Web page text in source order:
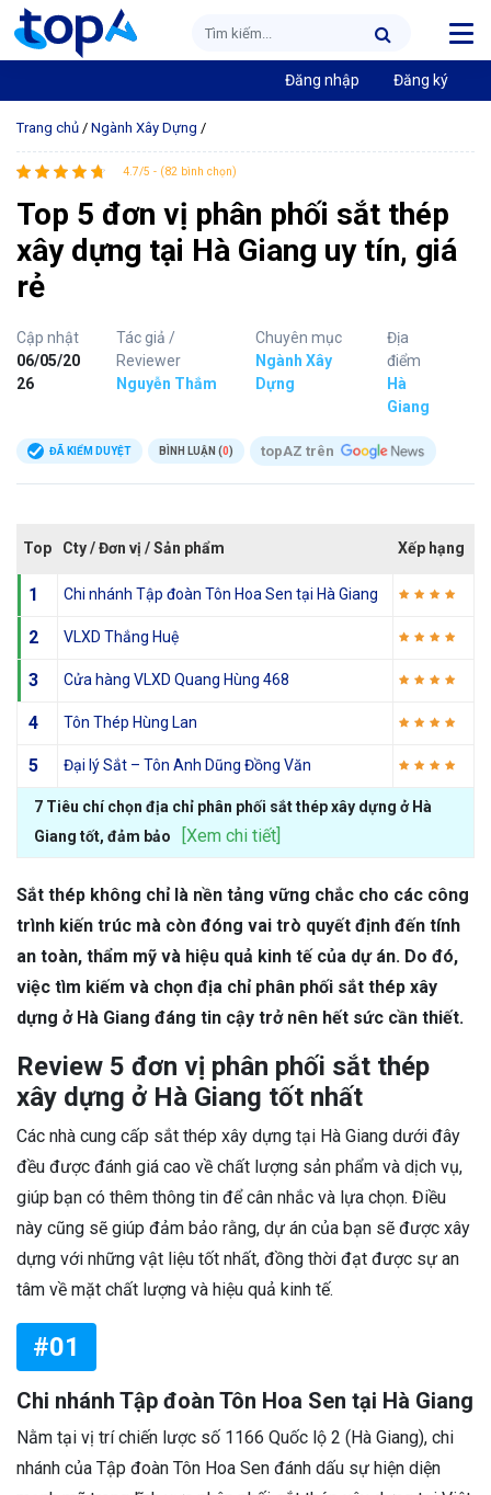
Đăng nhập Đăng ký
Trang chủ / Ngành Xây Dựng /
4.7/5 - (82 bình chọn)
Top 5 đơn vị phân phối sắt thép
xây dựng tại Hà Giang uy tín, giá
rẻ
Cập nhật
06/05/20
26
Tác giả /
Reviewer
Nguyễn Thắm
Chuyên mục
Ngành Xây
Dựng
Địa
điểm
Hà
Giang
ĐÃ KIỂM DUYỆT BÌNH LUẬN (0) topAZ trên
Top Cty / Đơn vị / Sản phẩm Xếp hạng
1 Chi nhánh Tập đoàn Tôn Hoa Sen tại Hà Giang
2 VLXD Thắng Huệ
3 Cửa hàng VLXD Quang Hùng 468
4 Tôn Thép Hùng Lan
5 Đại lý Sắt – Tôn Anh Dũng Đồng Văn
7 Tiêu chí chọn địa chỉ phân phối sắt thép xây dựng ở Hà
Giang tốt, đảm bảo
[Xem chi tiết]
Sắt thép không chỉ là nền tảng vững chắc cho các công
trình kiến trúc mà còn đóng vai trò quyết định đến tính
an toàn, thẩm mỹ và hiệu quả kinh tế của dự án. Do đó,
việc tìm kiếm và chọn địa chỉ phân phối sắt thép xây
dựng ở Hà Giang đáng tin cậy trở nên hết sức cần thiết.
Review 5 đơn vị phân phối sắt thép
xây dựng ở Hà Giang tốt nhất
Các nhà cung cấp sắt thép xây dựng tại Hà Giang dưới đây
đều được đánh giá cao về chất lượng sản phẩm và dịch vụ,
giúp bạn có thêm thông tin để cân nhắc và lựa chọn. Điều
này cũng sẽ giúp đảm bảo rằng, dự án của bạn sẽ được xây
dựng với những vật liệu tốt nhất, đồng thời đạt được sự an
tâm về mặt chất lượng và hiệu quả kinh tế.
#01
Chi nhánh Tập đoàn Tôn Hoa Sen tại Hà Giang
Nằm tại vị trí chiến lược số 1166 Quốc lộ 2 (Hà Giang), chi
nhánh của Tập đoàn Tôn Hoa Sen đánh dấu sự hiện diện